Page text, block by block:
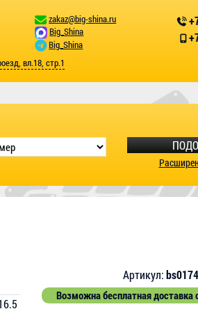
zakaz@big-shina.ru
Big_Shina
Big_Shina
вл.18, стр.1
Артикул:bs0174
Возможна бесплатная доставка